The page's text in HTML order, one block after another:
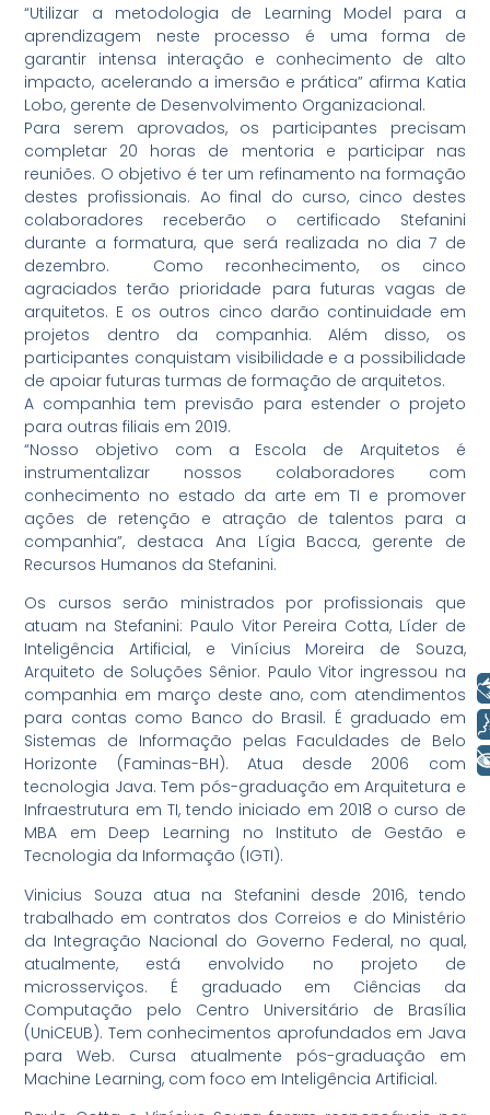
“Utilizar a metodologia de Learning Model para a
aprendizagem neste processo é uma forma de
garantir intensa interação e conhecimento de alto
impacto, acelerando a imersão e prática” afirma Katia
Lobo, gerente de Desenvolvimento Organizacional.
Para serem aprovados, os participantes precisam
completar 20 horas de mentoria e participar nas
reuniões. O objetivo é ter um refinamento na formação
destes profissionais. Ao final do curso, cinco destes
colaboradores receberão o certificado Stefanini
durante a formatura, que será realizada no dia 7 de
dezembro. Como reconhecimento, os cinco
agraciados terão prioridade para futuras vagas de
arquitetos. E os outros cinco darão continuidade em
projetos dentro da companhia. Além disso, os
participantes conquistam visibilidade e a possibilidade
de apoiar futuras turmas de formação de arquitetos.
A companhia tem previsão para estender o projeto
para outras filiais em 2019.
“Nosso objetivo com a Escola de Arquitetos é
instrumentalizar nossos colaboradores com
conhecimento no estado da arte em TI e promover
ações de retenção e atração de talentos para a
companhia”, destaca Ana Lígia Bacca, gerente de
Recursos Humanos da Stefanini.
Os cursos serão ministrados por profissionais que
atuam na Stefanini: Paulo Vitor Pereira Cotta, Líder de
Inteligência Artificial, e Vinícius Moreira de Souza,
Arquiteto de Soluções Sênior. Paulo Vitor ingressou na
companhia em março deste ano, com atendimentos
para contas como Banco do Brasil. É graduado em
Sistemas de Informação pelas Faculdades de Belo
Horizonte (Faminas-BH). Atua desde 2006 com
tecnologia Java. Tem pós-graduação em Arquitetura e
Infraestrutura em TI, tendo iniciado em 2018 o curso de
MBA em Deep Learning no Instituto de Gestão e
Tecnologia da Informação (IGTI).
Vinicius Souza atua na Stefanini desde 2016, tendo
trabalhado em contratos dos Correios e do Ministério
da Integração Nacional do Governo Federal, no qual,
atualmente, está envolvido no projeto de
microsserviços. É graduado em Ciências da
Computação pelo Centro Universitário de Brasília
(UniCEUB). Tem conhecimentos aprofundados em Java
para Web. Cursa atualmente pós-graduação em
Machine Learning, com foco em Inteligência Artificial.
Libras
Voz
+ Acessibilidade